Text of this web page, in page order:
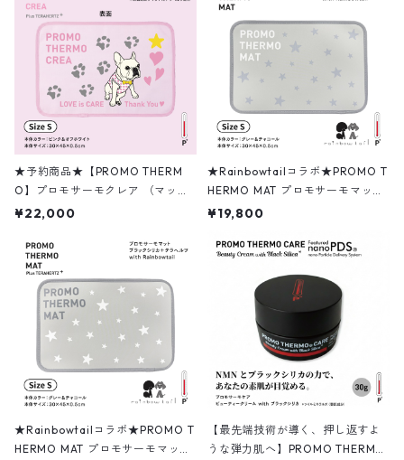
★予約商品★【PROMO THERM
O】プロモサーモクレア （マッ
ト） Sサイズ ピンク＆オフホワイ
¥22,000
★Rainbowtailコラボ★PROMO T
HERMO MAT プロモサーモマット
ブラックシリカ Sサイズ
¥19,800
★Rainbowtailコラボ★PROMO T
HERMO MAT プロモサーモマット
【最先端技術が導く、押し返すよ
うな弾力肌へ】PROMO THERMO